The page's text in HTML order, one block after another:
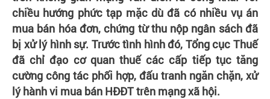
Đặt
mua
Báo
giá
chiều hướng phức tạp mặc dù đã có nhiều vụ án
mua bán hóa đơn, chứng từ thu nộp ngân sách đã
bị xử lý hình sự. Trước tình hình đó, Tổng cục Thuế
đã chỉ đạo cơ quan thuế các cấp tiếp tục tăng
cường công tác phối hợp, đấu tranh ngăn chặn, xử
lý hành vi mua bán HĐĐT trên mạng xã hội.